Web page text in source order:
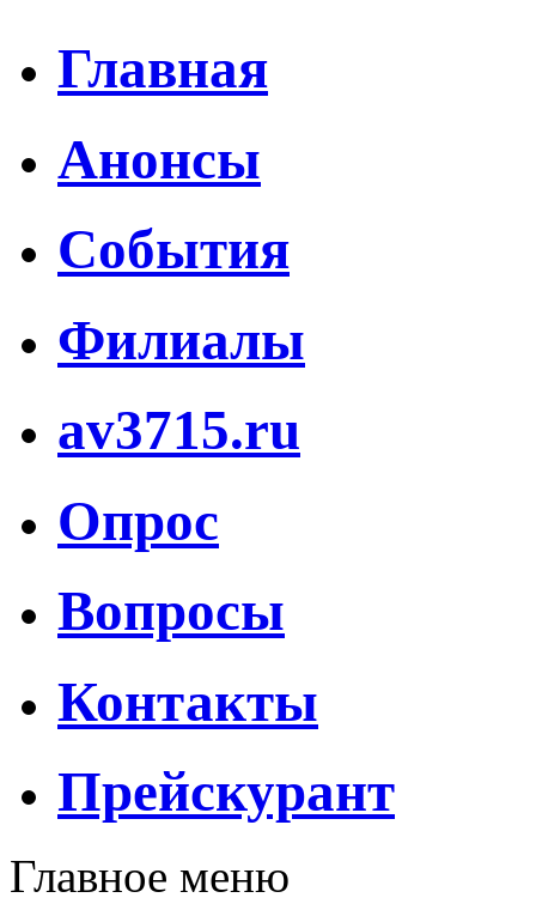
Главная
Анонсы
События
Филиалы
av3715.ru
Опрос
Вопросы
Контакты
Прейскурант
Главное меню